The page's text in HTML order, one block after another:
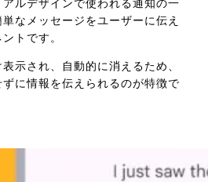
ルデザインで使われる通知の一
なメッセージをユーザーに伝え
トです。
示され、自動的に消えるため、
に情報を伝えられるのが特徴で